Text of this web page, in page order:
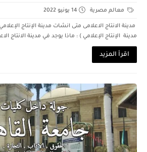
معالم مصرية 14 يونيو 2022
مدينة الانتاج الاعلامى متى انشات مدينة الإنتاج
مدينة الإنتاج الإعلامي ) : ماذا يوجد في مدينة الانتاج
اقرأ المزيد